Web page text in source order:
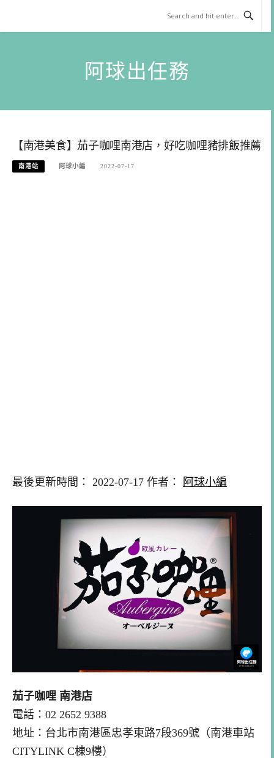
content
阿球出任務
【南港美食】茄子咖哩南港店，好吃咖哩豬排飯推薦
南港站 阿球小編 2022-07-17
最後更新時間： 2022-07-17 作者： 阿球小編
茄子咖哩 南港店
電話：02 2652 9388
地址：台北市南港區忠孝東路7段369號（南港車站
CITYLINK C棟9樓）